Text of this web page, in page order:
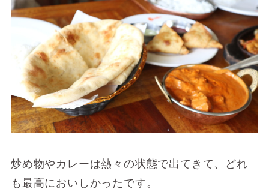
炒め物やカレーは熱々の状態で出てきて、どれ
も最高においしかったです。